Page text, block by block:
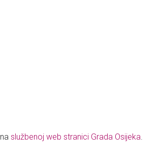
službenoj web stranici Grada Osijeka.